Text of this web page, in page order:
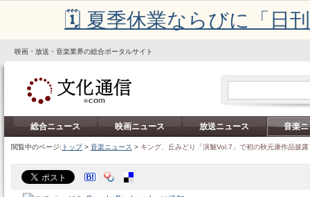
🗓️ 夏季休業ならびに「日
映画・放送・音楽業界の総合ポータルサイト
総合ニュース 映画ニュース 放送ニュース 音楽
閲覧中のページ: トップ> 音楽ニュース > キング、丘みどり「演魅Vol.7」で初の秋元康作品披露